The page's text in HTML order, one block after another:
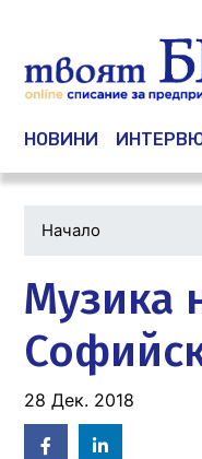
Main
НОВИНИ
Начало
Музика
28 Дек. 2018
Facebook